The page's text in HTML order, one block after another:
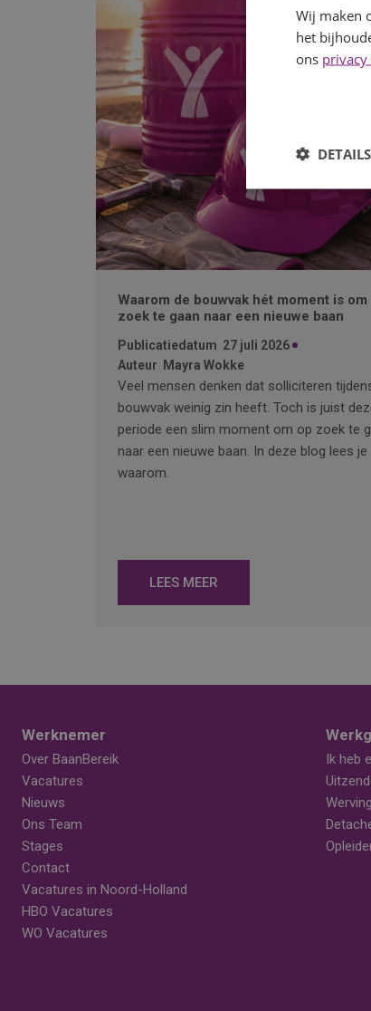
Waarom de bouwvak hét moment is om
zoek te gaan naar een nieuwe baan
Publicatiedatum 27 juli 2026
Auteur
Mayra Wokke
Veel mensen denken dat solliciteren
bouwvak weinig zin heeft. Toch is juist
periode een slim moment om op zoek te
naar een nieuwe baan. In deze blog lees je
waarom.
LEES MEER
Werknemer
Over BaanBereik
Vacatures
Nieuws
Ons Team
Stages
Contact
Vacatures in Noord-Holland
HBO Vacatures
WO Vacatures
Ik heb
Wij maken
het
ons